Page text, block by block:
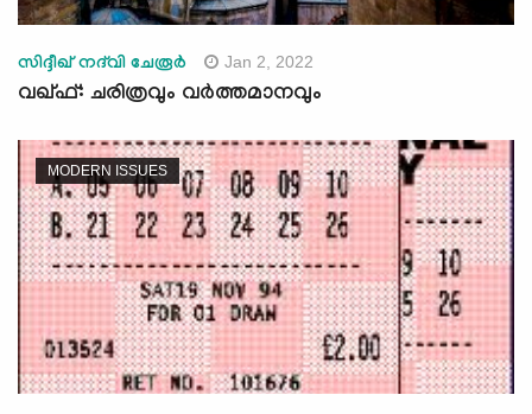
സിദ്ദീഖ് നദ്‌വി ചേരൂര്‍ Jan 2, 2022
വഖ്ഫ്: ചരിത്രവും വർത്തമാനവും
MODERN ISSUES